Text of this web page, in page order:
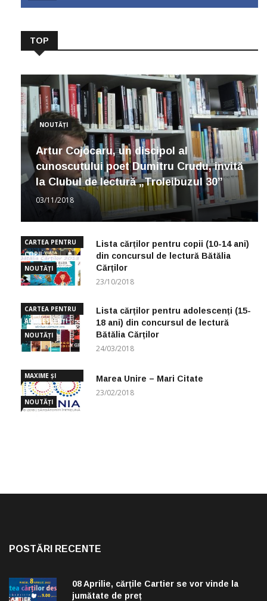
TOP
NOUTĂȚI
Artur Cojocaru, un discipol al
cunoscutului poet Dumitru Crudu, invită
la Clubul de lectură „Troleibuzul 30”
03/11/2018
CARTEA PENTRU
COPII
NOUTĂȚI
Lista cărților pentru copii (10-14 ani)
din concursul de lectură Bătălia
Cărților
23/10/2018
CARTEA PENTRU
ADOLESCENȚI
NOUTĂȚI
Lista cărților pentru adolescenți (15-
18 ani) din concursul de lectură
Bătălia Cărților
24/03/2018
MAXIME ȘI
CUGETĂRI
NOUTĂȚI
Marea Unire – Mari Citate
23/02/2018
POSTĂRI RECENTE
08 Aprilie, cărțile Cartier se vor vinde la
jumătate de preț